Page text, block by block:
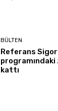
BÜLTEN
Referans
kattı